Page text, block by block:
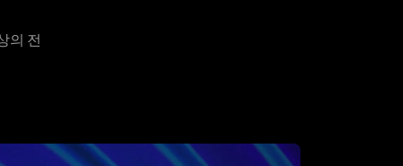
의 전